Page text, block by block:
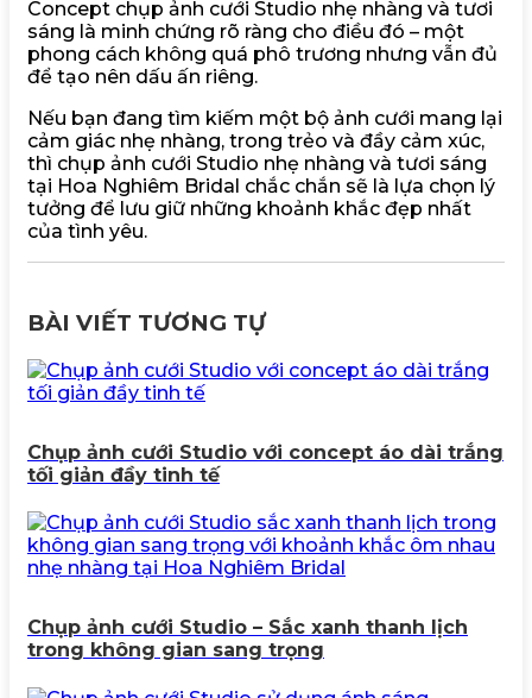
Concept chụp ảnh cưới Studio nhẹ nhàng và tươi
sáng là minh chứng rõ ràng cho điều đó – một
phong cách không quá phô trương nhưng vẫn đủ
để tạo nên dấu ấn riêng.
Nếu bạn đang tìm kiếm một bộ ảnh cưới mang lại
cảm giác nhẹ nhàng, trong trẻo và đầy cảm xúc,
thì chụp ảnh cưới Studio nhẹ nhàng và tươi sáng
tại Hoa Nghiêm Bridal chắc chắn sẽ là lựa chọn lý
tưởng để lưu giữ những khoảnh khắc đẹp nhất
của tình yêu.
BÀI VIẾT TƯƠNG TỰ
Chụp ảnh cưới Studio với concept áo dài trắng
tối giản đầy tinh tế
Chụp ảnh cưới Studio – Sắc xanh thanh lịch
trong không gian sang trọng